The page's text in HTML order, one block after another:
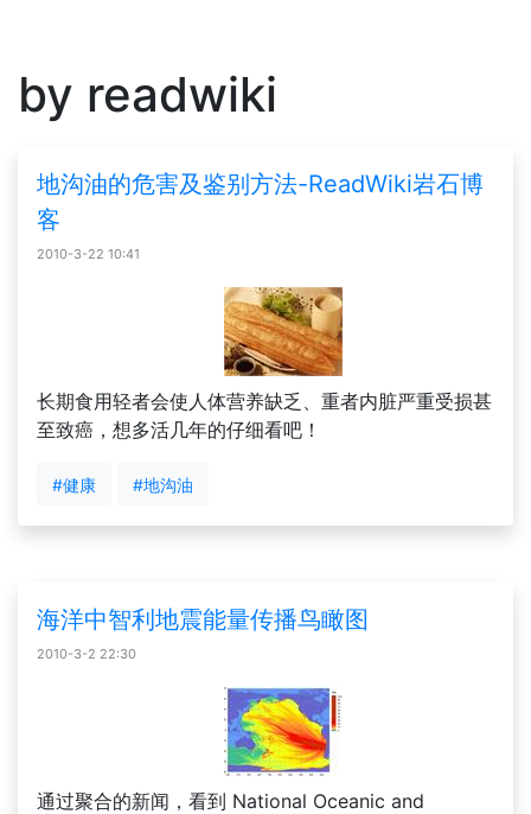
by readwiki
地沟油的危害及鉴别方法-ReadWiki岩石博
客
2010-3-22 10:41
长期食用轻者会使人体营养缺乏、重者内脏严重受损甚
至致癌，想多活几年的仔细看吧！
#健康 #地沟油
海洋中智利地震能量传播鸟瞰图
2010-3-2 22:30
通过聚合的新闻，看到 National Oceanic and